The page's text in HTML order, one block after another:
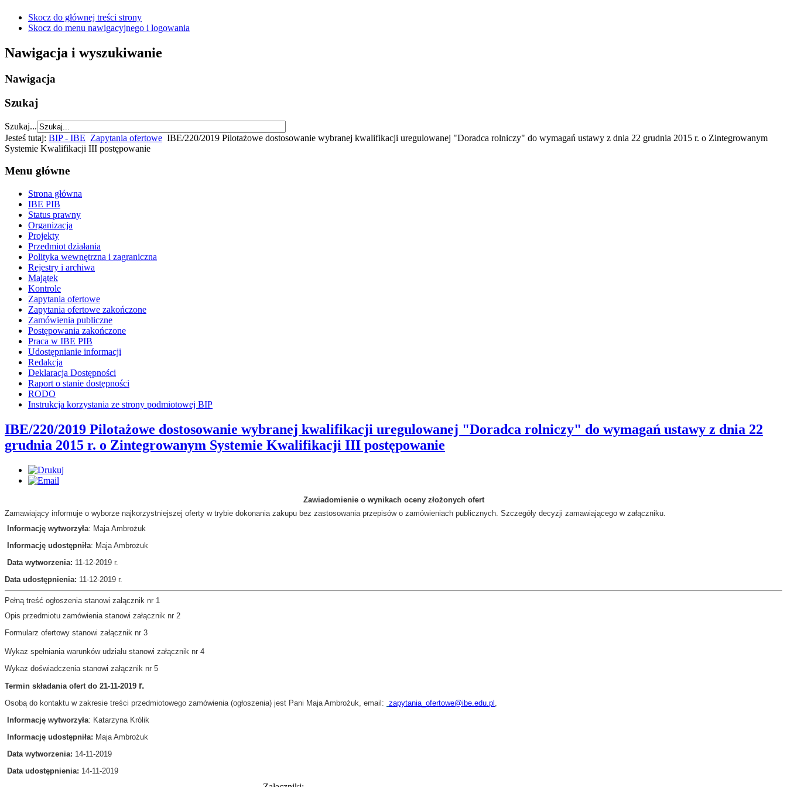
Skocz do głównej treści strony
Skocz do menu nawigacyjnego i logowania
Nawigacja i wyszukiwanie
Nawigacja
Szukaj
Szukaj...
Jesteś tutaj: BIP - IBE Zapytania ofertowe IBE/220/2019 Pilotażowe dostosowanie wybranej kwalifikacji uregulowanej "Doradca rolniczy" do wymagań ustawy z dnia 22 grudnia 2015 r. o Zintegrowanym
Systemie Kwalifikacji III postępowanie
Menu główne
Strona główna
IBE PIB
Status prawny
Organizacja
Projekty
Przedmiot działania
Polityka wewnętrzna i zagraniczna
Rejestry i archiwa
Majątek
Kontrole
Zapytania ofertowe
Zapytania ofertowe zakończone
Zamówienia publiczne
Postępowania zakończone
Praca w IBE PIB
Udostępnianie informacji
Redakcja
Deklaracja Dostępności
Raport o stanie dostępności
RODO
Instrukcja korzystania ze strony podmiotowej BIP
IBE/220/2019 Pilotażowe dostosowanie wybranej kwalifikacji uregulowanej "Doradca rolniczy" do wymagań ustawy z dnia 22
grudnia 2015 r. o Zintegrowanym Systemie Kwalifikacji III postępowanie
Zawiadomienie o wynikach oceny złożonych ofert
Zamawiający informuje o wyborze najkorzystniejszej oferty w trybie dokonania zakupu bez zastosowania przepisów o zamówieniach publicznych. Szczegóły decyzji zamawiającego w załączniku
Informację wytworzyła: Maja Ambrożuk
Informację udostępniła: Maja Ambrożuk
Data wytworzenia: 11-12-2019 r.
Data udostępnienia: 11-12-2019 r.
Pełną treść ogłoszenia stanowi załącznik nr 1
Opis przedmiotu zamówienia stanowi załącznik nr 2
Formularz ofertowy stanowi załącznik nr 3
Wykaz spełniania warunków udziału stanowi załącznik nr 4
Wykaz doświadczenia stanowi załącznik nr 5
Termin składania ofert do 21-11-2019 r.
Osobą do kontaktu w zakresie treści przedmiotowego zamówienia (ogłoszenia) jest Pani Maja Ambrożuk, email: zapytania_ofertowe@ibe.edu.pl
Informację wytworzyła: Katarzyna Królik
Informację udostępniła: Maja Ambrożuk
Data wytworzenia: 14-11-2019
Data udostępnienia: 14-11-2019